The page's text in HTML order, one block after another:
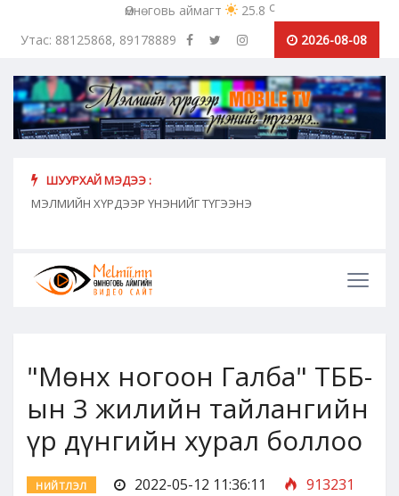
Өмнөговь аймагт 25.8 c
Утас: 88125868, 89178889
2026-08-08
ШУУРХАЙ МЭДЭЭ :
МЭЛМИЙН ХҮРДЭЭР ҮНЭНИЙГ ТҮГЭЭНЭ
"Мөнх ногоон Галба" ТББ-
ын 3 жилийн тайлангийн
үр дүнгийн хурал боллоо
НИЙТЛЭЛ 2022-05-12 11:36:11
913231